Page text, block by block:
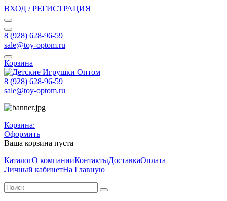
ВХОД / РЕГИСТРАЦИЯ
8 (928) 628-96-59
sale@toy-optom.ru
Корзина
8 (928) 628-96-59
sale@toy-optom.ru
Корзина:
Оформить
Ваша корзина пуста
КаталогО компанииКонтактыДоставкаОплата
Личный кабинетНа Главную